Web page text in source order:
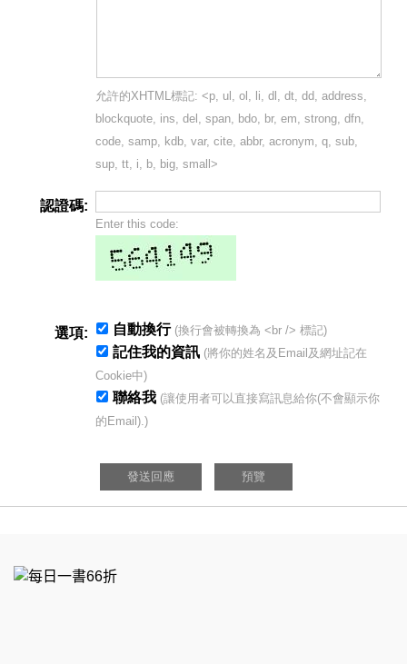
允許的XHTML標記: <p, ul, ol, li, dl, dt, dd, address,
blockquote, ins, del, span, bdo, br, em, strong, dfn,
code, samp, kdb, var, cite, abbr, acronym, q, sub,
sup, tt, i, b, big, small>
認證碼:
Enter this code:
選項: 自動換行 (換行會被轉換為 <br /> 標記)
記住我的資訊 (將你的姓名及Email及網址記在
Cookie中)
聯絡我 (讓使用者可以直接寫訊息給你(不會顯示你
的Email).)